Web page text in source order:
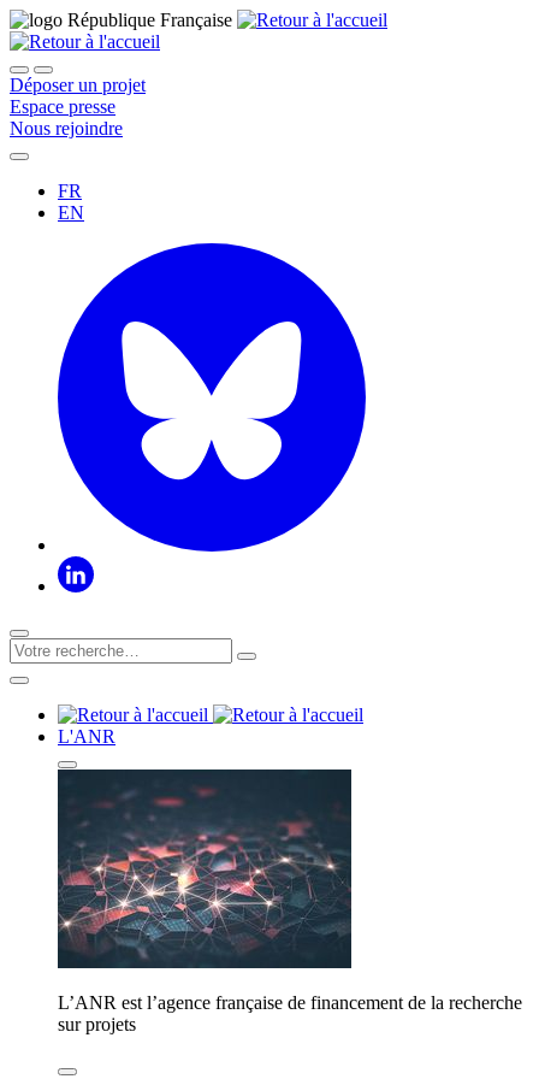
Déposer un projet
Espace presse
Nous rejoindre
FR
EN
L'ANR
L’ANR est l’agence française de financement de la recherche
sur projets